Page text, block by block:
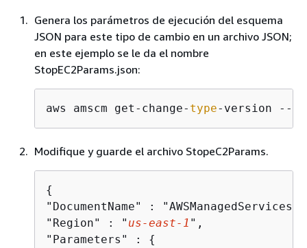
Genera los parámetros de ejecución del esquema
JSON para este tipo de cambio en un archivo JSON;
en este ejemplo se le da el nombre
StopEC2Params.json:
aws amscm get-change- type-version --
Modifique y guarde el archivo StopeC2Params.
{
"DocumentName" :
"Region" : " us-east-1 ",
"Parameters" : {